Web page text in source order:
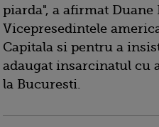
piarda", a afirmat Duane
Vicepresedintele
Capitala si pentru a
adaugat insarcinatul cu
la Bucuresti.